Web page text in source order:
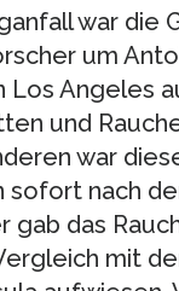
war die
um
Los Angeles
und
war
nach
gab das
mit